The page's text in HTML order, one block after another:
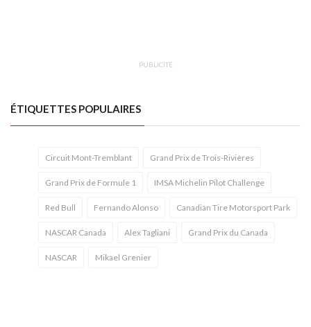
PUBLICITÉ
ÉTIQUETTES POPULAIRES
Circuit Mont-Tremblant Grand Prix de Trois-Rivières
Grand Prix de Formule 1 IMSA Michelin Pilot Challenge
Red Bull Fernando Alonso Canadian Tire Motorsport Park
NASCAR Canada Alex Tagliani Grand Prix du Canada
NASCAR Mikael Grenier